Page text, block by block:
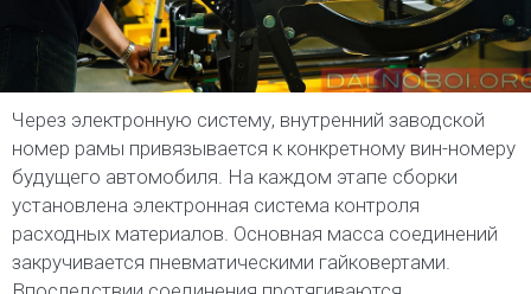
Через электронную систему, внутренний заводской
номер рамы привязывается к конкретному вин-номеру
будущего автомобиля. На каждом этапе сборки
установлена электронная система контроля
расходных материалов. Основная масса соединений
закручивается пневматическими гайковертами.